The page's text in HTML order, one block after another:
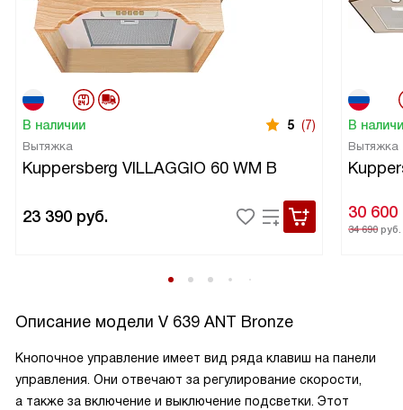
В наличии 5 (7)
Вытяжка
Kuppersberg VILLAGGIO 60 WM B
23 390 руб.
В
Вытяжка
30 600
34 690руб.
Описание модели V 639 ANT Bronze
Кнопочное управление имеет вид ряда клавиш на панели
управления. Они отвечают за регулирование скорости,
а также за включение и выключение подсветки. Этот